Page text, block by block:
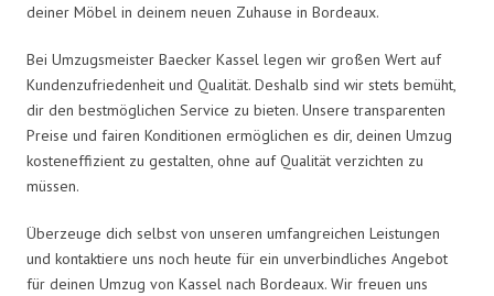
deiner Möbel in deinem neuen Zuhause in Bordeaux.
Bei Umzugsmeister Baecker Kassel legen wir großen Wert auf
Kundenzufriedenheit und Qualität. Deshalb sind wir stets bemüht,
dir den bestmöglichen Service zu bieten. Unsere transparenten
Preise und fairen Konditionen ermöglichen es dir, deinen Umzug
kosteneffizient zu gestalten, ohne auf Qualität verzichten zu
müssen.
Überzeuge dich selbst von unseren umfangreichen Leistungen
und kontaktiere uns noch heute für ein unverbindliches Angebot
für deinen Umzug von Kassel nach Bordeaux. Wir freuen uns